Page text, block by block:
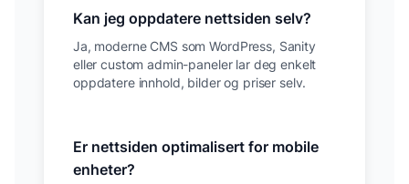
Kan jeg oppdatere nettsiden selv?
Ja, moderne CMS som WordPress, Sanity
eller custom admin-paneler lar deg enkelt
oppdatere innhold, bilder og priser selv.
Er nettsiden optimalisert for mobile
enheter?